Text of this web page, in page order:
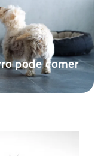
pode comer